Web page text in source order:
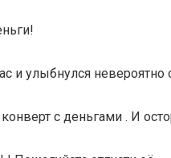
и улыбнулся
с деньгами . И